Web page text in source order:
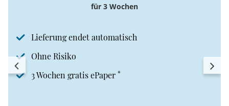
für 3 Wochen
Lieferung endet automatisch
Ohne Risiko
3 Wochen gratis ePaper *